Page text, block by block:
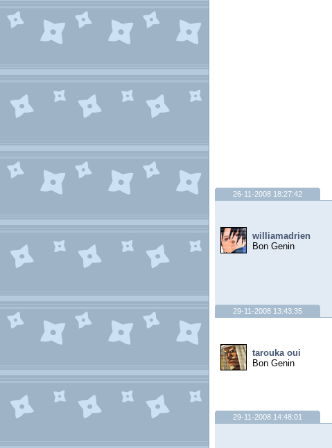
26-11-2008 18:27:42
williamadrien
Bon Genin
29-11-2008 13:43:35
tarouka oui
Bon Genin
29-11-2008 14:48:01